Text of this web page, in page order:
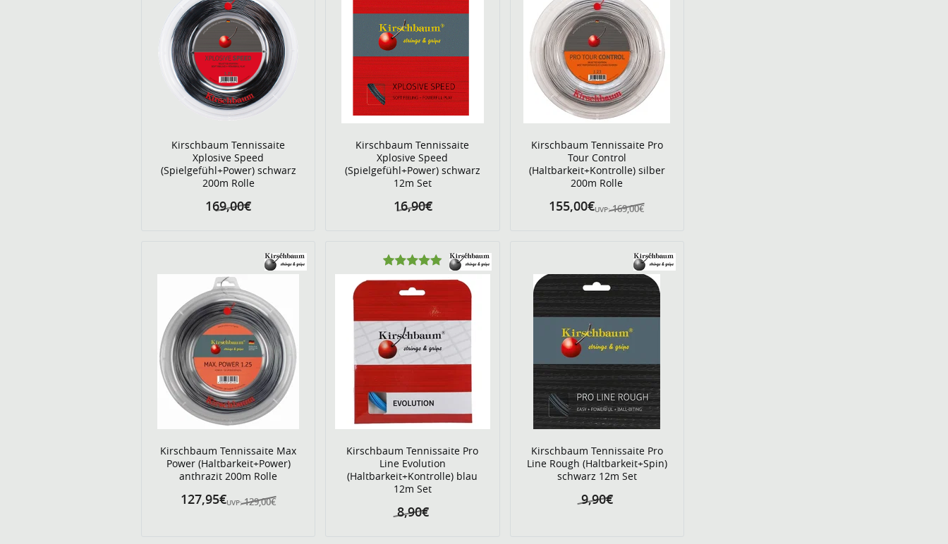
Kirschbaum Tennissaite
Xplosive Speed
(Spielgefühl+Power) schwarz
200m Rolle
169,00€
Kirschbaum Tennissaite
Xplosive Speed
(Spielgefühl+Power) schwarz
12m Set
16,90€
Kirschbaum Tennissaite Pro
Tour Control
(Haltbarkeit+Kontrolle) silber
200m Rolle
UVP: 169,00€
155,00€
Kirschbaum Tennissaite Max
Power (Haltbarkeit+Power)
anthrazit 200m Rolle
UVP: 129,00€
127,95€
Kirschbaum Tennissaite Pro
Line Evolution
(Haltbarkeit+Kontrolle) blau
12m Set
8,90€
Kirschbaum Tennissaite Pro
Line Rough (Haltbarkeit+Spin)
schwarz 12m Set
9,90€